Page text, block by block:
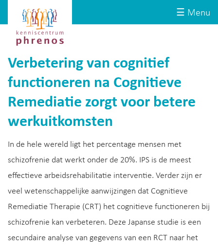
☰ Menu
Kenniscentrum
Phrenos
website
Verbetering van cognitief
functioneren na Cognitieve
Remediatie zorgt voor betere
werkuitkomsten
In de hele wereld ligt het percentage mensen met
schizofrenie dat werkt onder de 20%. IPS is de meest
effectieve arbeidsrehabilitatie interventie. Verder zijn er
veel wetenschappelijke aanwijzingen dat Cognitieve
Remediatie Therapie (CRT) het cognitieve functioneren bij
schizofrenie kan verbeteren. Deze Japanse studie is een
secundaire analyse van gegevens van een RCT naar het